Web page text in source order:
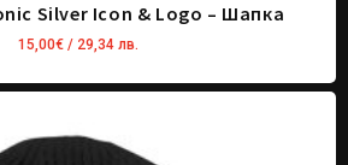
Silver Icon & Logo – Шапка
15,00€ / 29,34 лв.